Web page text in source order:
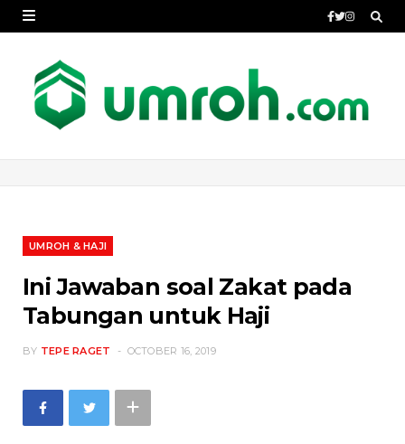
UMROH & HAJI
Ini Jawaban soal Zakat pada
Tabungan untuk Haji
BY TEPE RAGET OCTOBER 16, 2019